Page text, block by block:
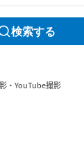
検索する
・YouTube撮影